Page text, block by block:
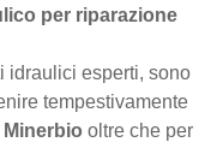
per riparazione
idraulici esperti, sono
tempestivamente
Minerbiooltre che per